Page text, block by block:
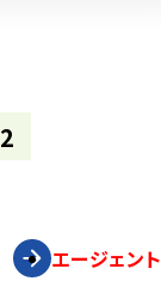
2
エージェント